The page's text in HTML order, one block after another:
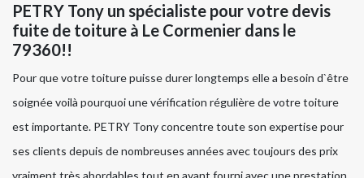
PETRY Tony un spécialiste pour votre devis
fuite de toiture à Le Cormenier dans le
79360!!
Pour que votre toiture puisse durer longtemps elle a besoin d`être
soignée voilà pourquoi une vérification régulière de votre toiture
est importante. PETRY Tony concentre toute son expertise pour
ses clients depuis de nombreuses années avec toujours des prix